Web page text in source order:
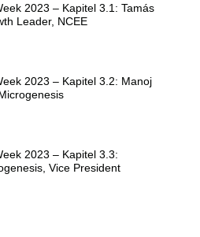
2023 – Kapitel 3.1: Tamás
Leader, NCEE
2023 – Kapitel 3.2: Manoj
2023 – Kapitel 3.3:
Vice President